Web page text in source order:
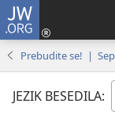
JW.ORG
Prebudite se! |
JEZIK BESEDILA: